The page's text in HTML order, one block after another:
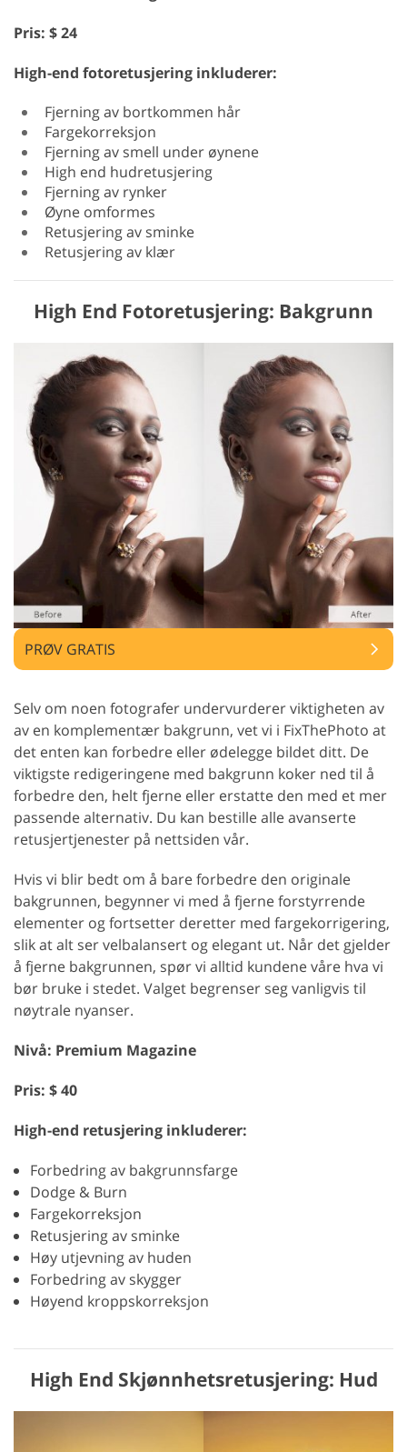
Pris: $ 24
High-end fotoretusjering inkluderer:
Fjerning av bortkommen hår
Fargekorreksjon
Fjerning av smell under øynene
High end hudretusjering
Fjerning av rynker
Øyne omformes
Retusjering av sminke
Retusjering av klær
High End Fotoretusjering: Bakgrunn
PRØV GRATIS
Selv om noen fotografer undervurderer viktigheten av
av en komplementær bakgrunn, vet vi i FixThePhoto at
det enten kan forbedre eller ødelegge bildet ditt. De
viktigste redigeringene med bakgrunn koker ned til å
forbedre den, helt fjerne eller erstatte den med et mer
passende alternativ. Du kan bestille alle avanserte
retusjertjenester på nettsiden vår.
Hvis vi blir bedt om å bare forbedre den originale
bakgrunnen, begynner vi med å fjerne forstyrrende
elementer og fortsetter deretter med fargekorrigering,
slik at alt ser velbalansert og elegant ut. Når det gjelder
å fjerne bakgrunnen, spør vi alltid kundene våre hva vi
bør bruke i stedet. Valget begrenser seg vanligvis til
nøytrale nyanser.
Nivå: Premium Magazine
Pris: $ 40
High-end retusjering inkluderer:
Forbedring av bakgrunnsfarge
Dodge & Burn
Fargekorreksjon
Retusjering av sminke
Høy utjevning av huden
Forbedring av skygger
Høyend kroppskorreksjon
High End Skjønnhetsretusjering: Hud